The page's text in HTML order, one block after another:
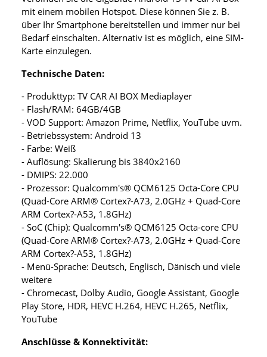
mit einem mobilen Hotspot. Diese können Sie z. B.
über Ihr Smartphone bereitstellen und immer nur bei
Bedarf einschalten. Alternativ ist es möglich, eine SIM-
Karte einzulegen.
Technische Daten:
- Produkttyp: TV CAR AI BOX Mediaplayer
- Flash/RAM: 64GB/4GB
- VOD Support: Amazon Prime, Netflix, YouTube uvm.
- Betriebssystem: Android 13
- Farbe: Weiß
- Auflösung: Skalierung bis 3840x2160
- DMIPS: 22.000
- Prozessor: Qualcomm's® QCM6125 Octa-Core CPU
(Quad-Core ARM® Cortex?-A73, 2.0GHz + Quad-Core
ARM Cortex?-A53, 1.8GHz)
- SoC (Chip): Qualcomm's® QCM6125 Octa-core CPU
(Quad-Core ARM® Cortex?-A73, 2.0GHz + Quad-Core
ARM Cortex?-A53, 1.8GHz)
- Menü-Sprache: Deutsch, Englisch, Dänisch und viele
weitere
- Chromecast, Dolby Audio, Google Assistant, Google
Play Store, HDR, HEVC H.264, HEVC H.265, Netflix,
YouTube
Anschlüsse & Konnektivität: